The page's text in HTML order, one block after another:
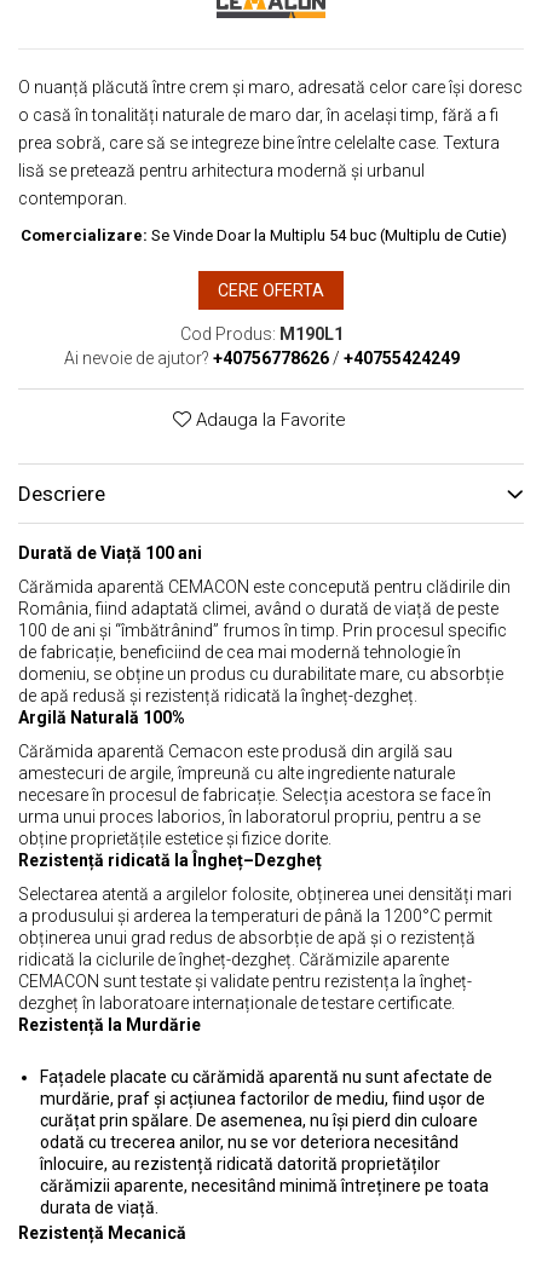
O nuanță plăcută între crem și maro, adresată celor care își doresc
o casă în tonalități naturale de maro dar, în același timp, fără a fi
prea sobră, care să se integreze bine între celelalte case. Textura
lisă se pretează pentru arhitectura modernă și urbanul
contemporan.
Comercializare: Se Vinde Doar la Multiplu 54 buc (Multiplu de Cutie)
CERE OFERTA
Cod Produs: M190L1
Ai nevoie de ajutor? +40756778626 / +40755424249
Adauga la Favorite
Descriere
Durată de Viață 100 ani
Cărămida aparentă CEMACON este concepută pentru clădirile din
România, fiind adaptată climei, având o durată de viață de peste
100 de ani și “îmbătrânind” frumos în timp. Prin procesul specific
de fabricație, beneficiind de cea mai modernă tehnologie în
domeniu, se obține un produs cu durabilitate mare, cu absorbție
de apă redusă și rezistență ridicată la îngheț-dezgheț.
Argilă Naturală 100%
Cărămida aparentă Cemacon este produsă din argilă sau
amestecuri de argile, împreună cu alte ingrediente naturale
necesare în procesul de fabricație. Selecția acestora se face în
urma unui proces laborios, în laboratorul propriu, pentru a se
obține proprietățile estetice și fizice dorite.
Rezistență ridicată la Îngheț–Dezgheț
Selectarea atentă a argilelor folosite, obținerea unei densități mari
a produsului și arderea la temperaturi de până la 1200°C permit
obținerea unui grad redus de absorbție de apă și o rezistență
ridicată la ciclurile de îngheț-dezgheț. Cărămizile aparente
CEMACON sunt testate și validate pentru rezistența la îngheț-
dezgheț în laboratoare internaționale de testare certificate.
Rezistență la Murdărie
Fațadele placate cu cărămidă aparentă nu sunt afectate de
murdărie, praf și acțiunea factorilor de mediu, fiind ușor de
curățat prin spălare. De asemenea, nu își pierd din culoare
odată cu trecerea anilor, nu se vor deteriora necesitând
înlocuire, au rezistență ridicată datorită proprietăților
cărămizii aparente, necesitând minimă întreținere pe toata
durata de viață.
Rezistență Mecanică